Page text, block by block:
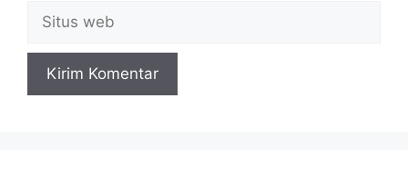
Situs
web